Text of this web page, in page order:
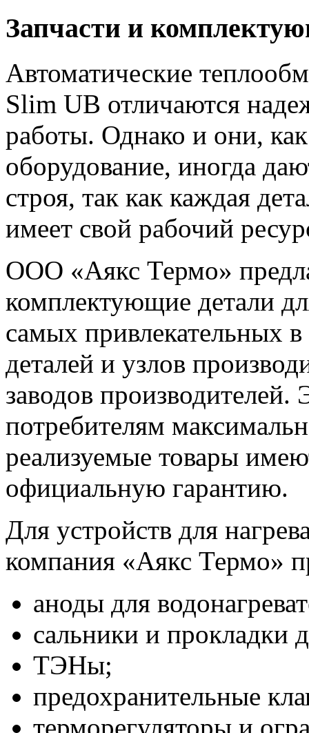
Запчасти и
Автоматические
Slim UB отличаются
работы. Однако и они,
оборудование, иногда
строя, так как каждая
имеет свой рабочий
ООО «Аякс Термо»
комплектующие детали
самых привлекательных
деталей и узлов
заводов производителей.
потребителям
реализуемые товары
официальную гарантию.
Для устройств для
компания «Аякс Термо»
аноды для
сальники и прокладки
ТЭНы;
предохранительные
терморегуляторы и